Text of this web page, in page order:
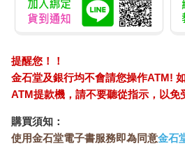
提醒您！！
金石堂及銀行均不會請您操作ATM!
ATM提款機，請不要聽從指示，以免
購買須知：
使用金石堂電子書服務即為同意金石